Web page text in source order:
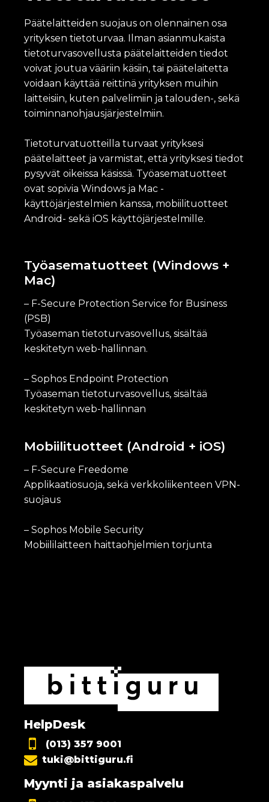
Päätelaitteiden suojaus on olennainen osa
yrityksen tietoturvaa. Ilman asianmukaista
tietoturvasovellusta päätelaitteiden tiedot
voivat joutua vääriin käsiin, tai päätelaitetta
voidaan käyttää reittinä yrityksen muihin
laitteisiin, kuten palvelimiin ja talouden-, sekä
toiminnanohjausjärjestelmiin.
Tietoturvatuotteilla turvaat yrityksesi
päätelaitteet ja varmistat, että yrityksesi tiedot
pysyvät oikeissa käsissä. Työasematuotteet
ovat sopivia Windows ja Mac -
käyttöjärjestelmien kanssa, mobiilituotteet
Android- sekä iOS käyttöjärjestelmille.
Työasematuotteet (Windows +
Mac)
– F-Secure Protection Service for Business
(PSB)
Työaseman tietoturvasovellus, sisältää
keskitetyn web-hallinnan.
– Sophos Endpoint Protection
Työaseman tietoturvasovellus, sisältää
keskitetyn web-hallinnan
Mobiilituotteet (Android + iOS)
– F-Secure Freedome
Applikaatiosuoja, sekä verkkoliikenteen VPN-
suojaus
– Sophos Mobile Security
Mobiililaitteen haittaohjelmien torjunta
HelpDesk
(013) 357 9001
tuki@bittiguru.fi
Myynti ja asiakaspalvelu